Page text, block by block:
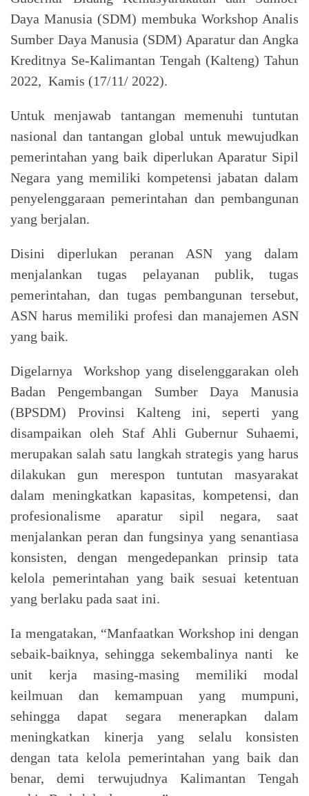
Daya Manusia (SDM) membuka Workshop Analis
Sumber Daya Manusia (SDM) Aparatur dan Angka
Kreditnya Se-Kalimantan Tengah (Kalteng) Tahun
2022, Kamis (17/11/ 2022).
Untuk menjawab tantangan memenuhi tuntutan
nasional dan tantangan global untuk mewujudkan
pemerintahan yang baik diperlukan Aparatur Sipil
Negara yang memiliki kompetensi jabatan dalam
penyelenggaraan pemerintahan dan pembangunan
yang berjalan.
Disini diperlukan peranan ASN yang dalam
menjalankan tugas pelayanan publik, tugas
pemerintahan, dan tugas pembangunan tersebut,
ASN harus memiliki profesi dan manajemen ASN
yang baik.
Digelarnya Workshop yang diselenggarakan oleh
Badan Pengembangan Sumber Daya Manusia
(BPSDM) Provinsi Kalteng ini, seperti yang
disampaikan oleh Staf Ahli Gubernur Suhaemi,
merupakan salah satu langkah strategis yang harus
dilakukan gun merespon tuntutan masyarakat
dalam meningkatkan kapasitas, kompetensi, dan
profesionalisme aparatur sipil negara, saat
menjalankan peran dan fungsinya yang senantiasa
konsisten, dengan mengedepankan prinsip tata
kelola pemerintahan yang baik sesuai ketentuan
yang berlaku pada saat ini.
Ia mengatakan, “Manfaatkan Workshop ini dengan
sebaik-baiknya, sehingga sekembalinya nanti ke
unit kerja masing-masing memiliki modal
keilmuan dan kemampuan yang mumpuni,
sehingga dapat segara menerapkan dalam
meningkatkan kinerja yang selalu konsisten
dengan tata kelola pemerintahan yang baik dan
benar, demi terwujudnya Kalimantan Tengah